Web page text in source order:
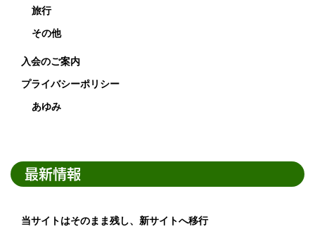
旅行
その他
入会のご案内
プライバシーポリシー
あゆみ
最新情報
当サイトはそのまま残し、新サイトへ移行